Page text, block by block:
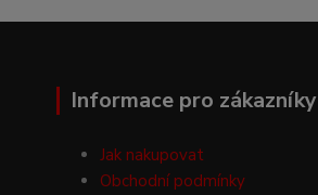
Informace pro zákazníky
Jak nakupovat
Obchodní podmínky